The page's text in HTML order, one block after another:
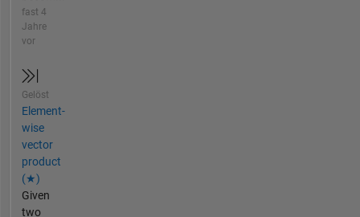
fast 4
Jahre
vor
Gelöst
Element-
wise
vector
product
(★)
Given
two